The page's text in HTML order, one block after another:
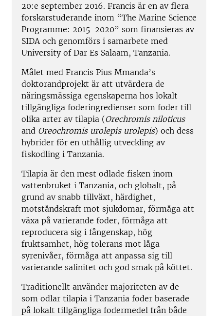
20:e september 2016. Francis är en av flera
forskarstuderande inom “The Marine Science
Programme: 2015-2020” som finansieras av
SIDA och genomförs i samarbete med
University of Dar Es Salaam, Tanzania.
Målet med Francis Pius Mmanda’s
doktorandprojekt är att utvärdera de
näringsmässiga egenskaperna hos lokalt
tillgängliga foderingredienser som foder till
olika arter av tilapia (Orechromis niloticus
and Oreochromis urolepis urolepis) och dess
hybrider för en uthållig utveckling av
fiskodling i Tanzania.
Tilapia är den mest odlade fisken inom
vattenbruket i Tanzania, och globalt, på
grund av snabb tillväxt, härdighet,
motståndskraft mot sjukdomar, förmåga att
växa på varierande foder, förmåga att
reproducera sig i fångenskap, hög
fruktsamhet, hög tolerans mot låga
syrenivåer, förmåga att anpassa sig till
varierande salinitet och god smak på köttet.
Traditionellt använder majoriteten av de
som odlar tilapia i Tanzania foder baserade
på lokalt tillgängliga fodermedel från både